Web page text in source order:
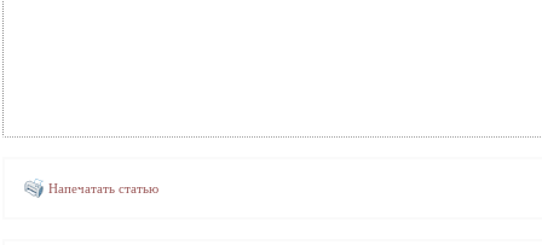
Напечатать статью